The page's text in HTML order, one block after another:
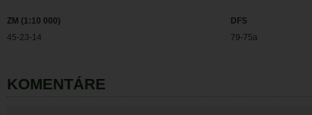
ZM (1:10 000)
45-23-14
DFS
79-75a
KOMENTÁRE